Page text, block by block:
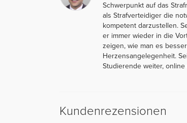
Schwerpunkt auf das
als Strafverteidiger die
kompetent darzustellen.
er immer wieder in die
zeigen, wie man es
Herzensangelegenheit.
Studierende weiter,
Kundenrezensionen